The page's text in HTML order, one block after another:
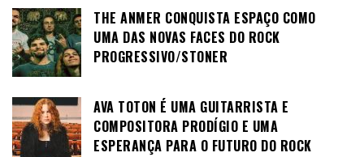
THE ANMER CONQUISTA ESPAÇO COMO
UMA DAS NOVAS FACES DO ROCK
PROGRESSIVO/STONER
AVA TOTON É UMA GUITARRISTA E
COMPOSITORA PRODÍGIO E UMA
ESPERANÇA PARA O FUTURO DO ROCK